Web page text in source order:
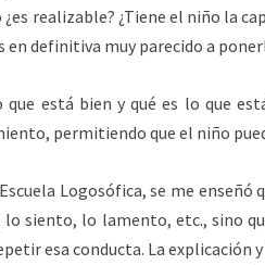
realizable? ¿Tiene el niño la
en definitiva muy parecido a
está bien y qué es lo que
permitiendo que el niño
Logosófica, se me
siento, lo lamento, etc., sino
esa conducta. La explicación